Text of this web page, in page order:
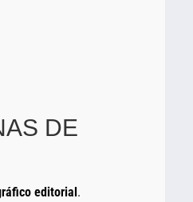
DE
editorial .